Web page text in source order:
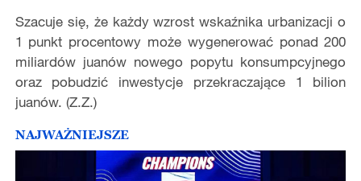
Szacuje się, że każdy wzrost wskaźnika urbanizacji o
1 punkt procentowy może wygenerować ponad 200
miliardów juanów nowego popytu konsumpcyjnego
oraz pobudzić inwestycje przekraczające 1 bilion
juanów. (Z.Z.)
NAJWAŻNIEJSZE